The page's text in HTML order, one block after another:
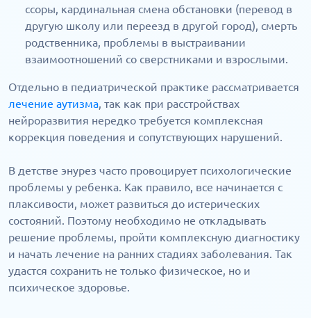
ссоры, кардинальная смена обстановки (перевод в
другую школу или переезд в другой город), смерть
родственника, проблемы в выстраивании
взаимоотношений со сверстниками и взрослыми.
Отдельно в педиатрической практике рассматривается
лечение аутизма, так как при расстройствах
нейроразвития нередко требуется комплексная
коррекция поведения и сопутствующих нарушений.
В детстве энурез часто провоцирует психологические
проблемы у ребенка. Как правило, все начинается с
плаксивости, может развиться до истерических
состояний. Поэтому необходимо не откладывать
решение проблемы, пройти комплексную диагностику
и начать лечение на ранних стадиях заболевания. Так
удастся сохранить не только физическое, но и
психическое здоровье.